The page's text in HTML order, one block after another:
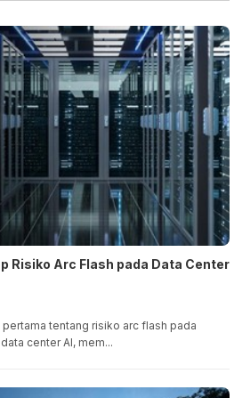
Risiko Arc Flash pada Data Center
tentang risiko arc flash pada
center AI, mem...